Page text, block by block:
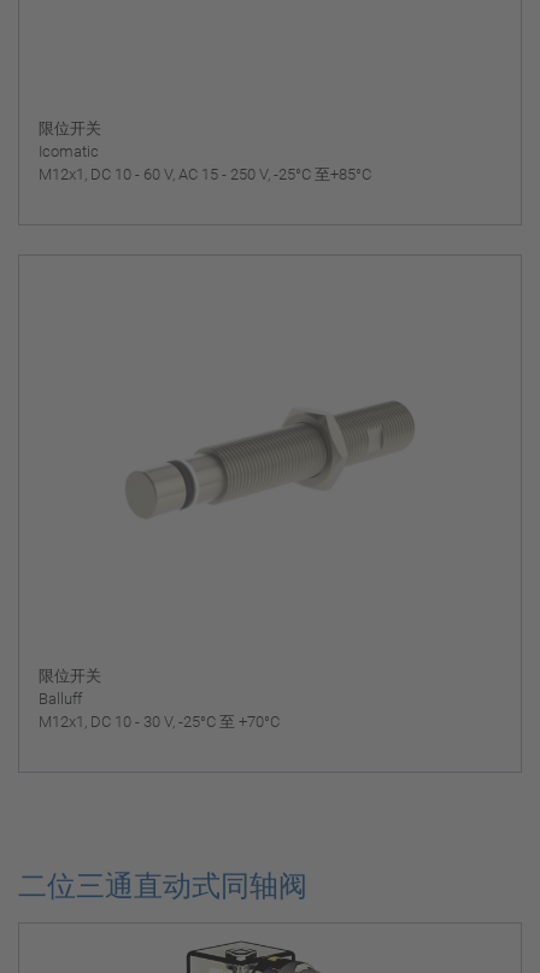
限位开关
Icomatic
M12x1, DC 10 - 60 V, AC 15 - 250 V, -25°C 至+85°C
限位开关
Balluff
M12x1, DC 10 - 30 V, -25°C 至 +70°C
二位三通直动式同轴阀